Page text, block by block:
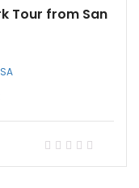
Tour from San